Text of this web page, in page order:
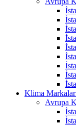
Klima
Avrupa